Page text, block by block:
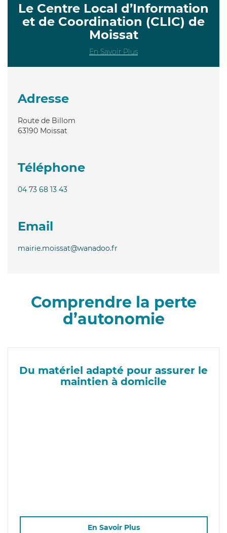
Le Centre Local d’Information
et de Coordination (CLIC) de
Moissat
En Savoir Plus
Adresse
Route de Billom
63190 Moissat
Téléphone
04 73 68 13 43
Email
mairie.moissat@wanadoo.fr
Comprendre la perte
d’autonomie
Du matériel adapté pour assurer le
maintien à domicile
En Savoir Plus